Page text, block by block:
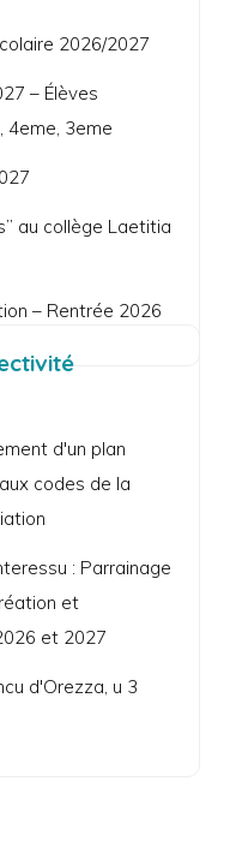
2026/2027
– Élèves
4eme, 3eme
au collège Laetitia
– Rentrée 2026
d'un plan
codes de la
: Parrainage
et
et 2027
d'Orezza, u 3